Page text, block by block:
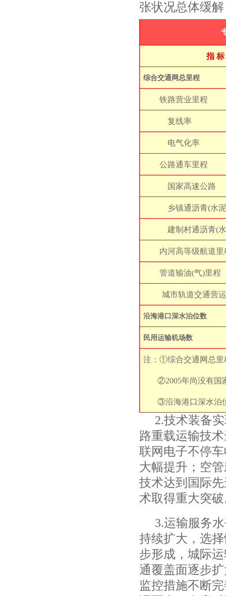
张状况总体缓
指 标
综合交通网总里程
铁路营业里程
复线率
电气化率
公路通车里程
国家高速公路
乡镇通沥青(水
建制村通沥青(
内河高等级航道里
管道输油(气)里程
城市轨道交通营
沿海港口深水泊位数
民用运输机场数
注：①综合交通网总里
②2005年尚没有国
③沿海港口深水泊
2.技术装备
路重载运输技
联网电子不停
大幅提升；空
技术达到国际
术取得重大突
3.运输服务
持续扩大，选
步形成，城际
通覆盖面逐步
监控措施不断